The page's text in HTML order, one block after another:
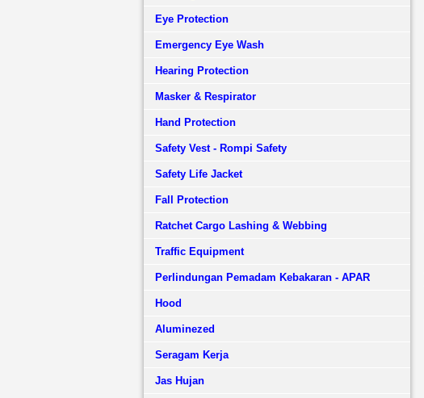
Eye Protection
Emergency Eye Wash
Hearing Protection
Masker & Respirator
Hand Protection
Safety Vest - Rompi Safety
Safety Life Jacket
Fall Protection
Ratchet Cargo Lashing & Webbing
Traffic Equipment
Perlindungan Pemadam Kebakaran - APAR
Hood
Aluminezed
Seragam Kerja
Jas Hujan